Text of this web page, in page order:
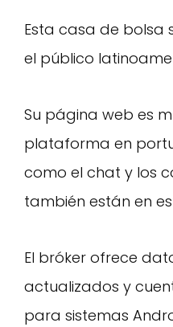
Esta casa de bolsa
el público
Su página web es
plataforma en
como el chat y los
también están en
El bróker ofrece
actualizados y
para sistemas